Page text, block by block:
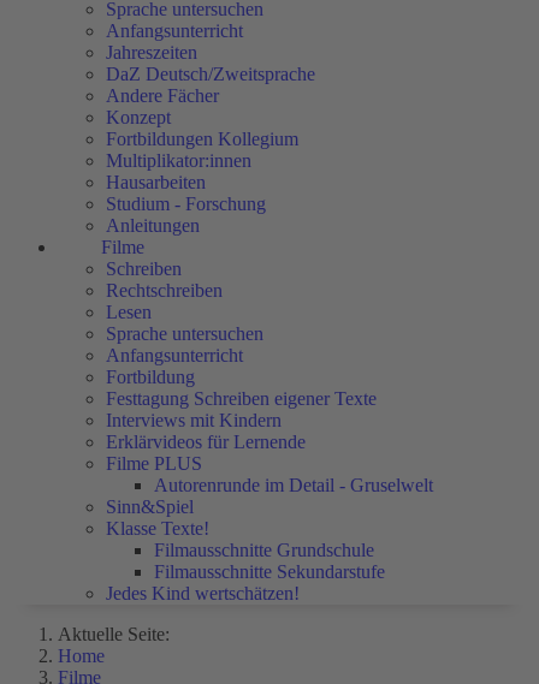
Sprache untersuchen
Anfangsunterricht
Jahreszeiten
DaZ Deutsch/Zweitsprache
Andere Fächer
Konzept
Fortbildungen Kollegium
Multiplikator:innen
Hausarbeiten
Studium - Forschung
Anleitungen
Filme
Schreiben
Rechtschreiben
Lesen
Sprache untersuchen
Anfangsunterricht
Fortbildung
Festtagung Schreiben eigener Texte
Interviews mit Kindern
Erklärvideos für Lernende
Filme PLUS
Autorenrunde im Detail - Gruselwelt
Sinn&Spiel
Klasse Texte!
Filmausschnitte Grundschule
Filmausschnitte Sekundarstufe
Jedes Kind wertschätzen!
Aktuelle Seite:
Home
Filme